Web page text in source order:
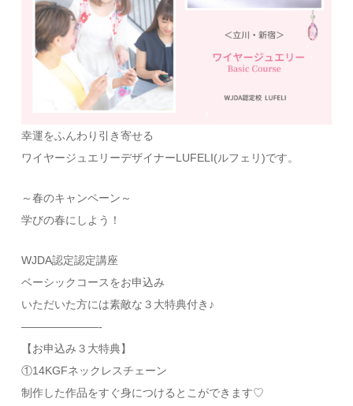
幸運をふんわり引き寄せる
ワイヤージュエリーデザイナーLUFELI(ルフェリ)です。
～春のキャンペーン～
学びの春にしよう！
WJDA認定認定講座
ベーシックコースをお申込み
いただいた方には素敵な３大特典付き♪
———————-
【お申込み３大特典】
①14KGFネックレスチェーン
制作した作品をすぐ身につけるとこができます♡